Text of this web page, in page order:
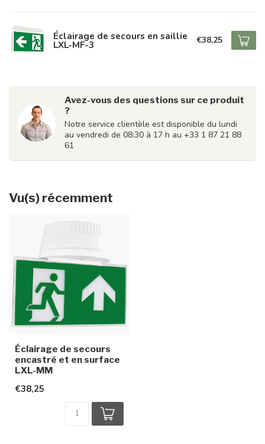
Éclairage de secours en saillie
LXL-MF-3 €38,25
Avez-vous des questions sur ce produit
?
Notre service clientèle est disponible du lundi
au vendredi de 08:30 à 17 h au +33 1 87 21 88
61
Vu(s) récemment
Éclairage de secours
encastré et en surface
LXL-MM
€38,25